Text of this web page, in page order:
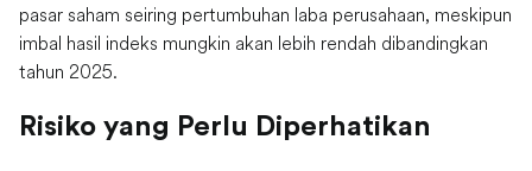
pasar saham seiring pertumbuhan laba perusahaan, meskipun
imbal hasil indeks mungkin akan lebih rendah dibandingkan
tahun 2025.
Risiko yang Perlu Diperhatikan